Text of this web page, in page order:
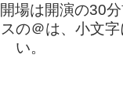
場は開演の30
の＠は、小文
い。